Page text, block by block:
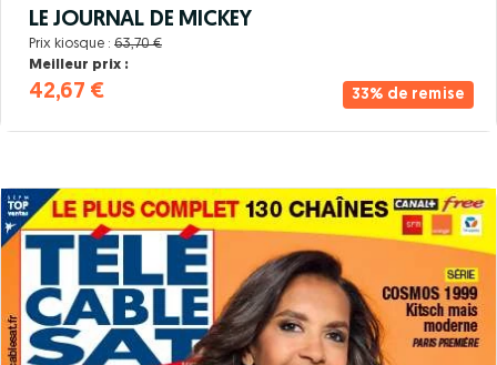
33% de remise
LE JOURNAL DE MICKEY
Prix kiosque : 63,70 €
Meilleur prix :
42,67 €